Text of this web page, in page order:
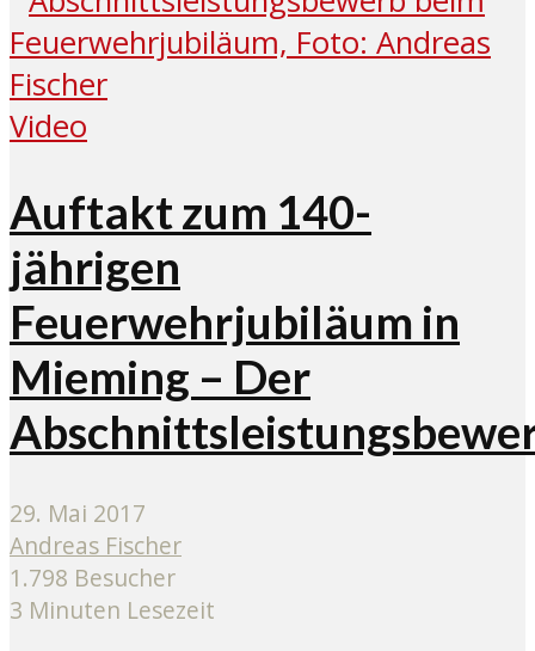
Video
Auftakt zum 140-
jährigen
Feuerwehrjubiläum in
Mieming – Der
29. Mai 2017
Andreas Fischer
1.798 Besucher
3 Minuten Lesezeit